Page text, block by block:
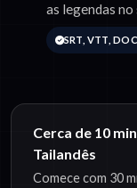
as legendas no
SRT, VTT,
Cerca de 10
Tailandês
Comece com 30